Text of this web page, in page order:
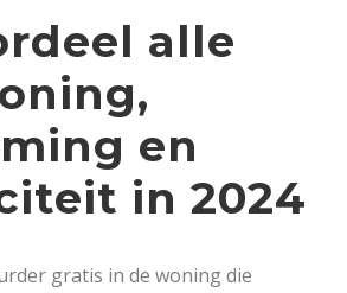
alle
en
in 2024
gratis in de woning die